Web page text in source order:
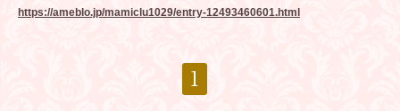
https://ameblo.jp/mamiclu1029/entry-12493460601.html
1